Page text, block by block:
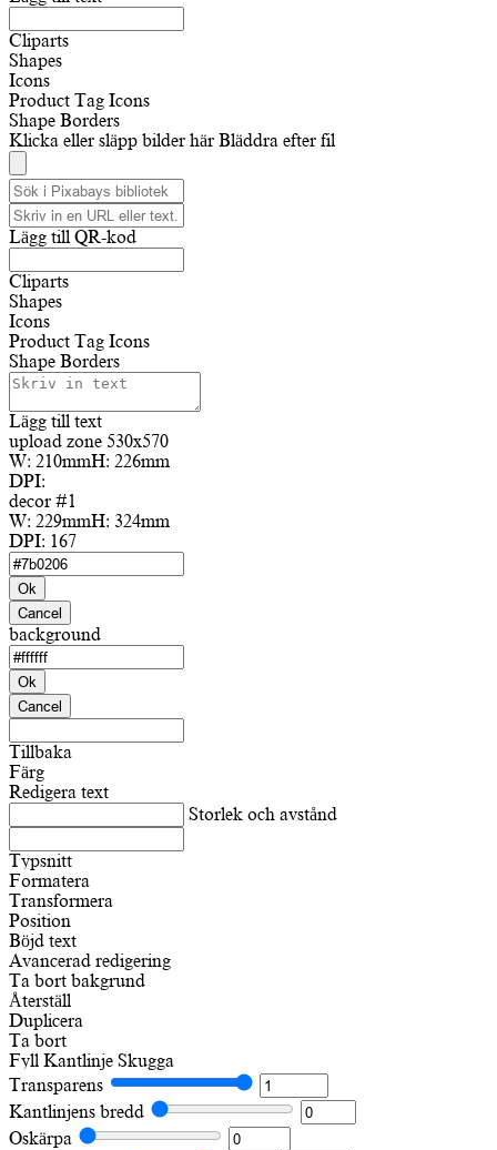
Cliparts
Shapes
Icons
Product Tag Icons
Shape Borders
Klicka eller släpp bilder här Bläddra efter fil
Lägg till QR-kod
Cliparts
Shapes
Icons
Product Tag Icons
Shape Borders
Lägg till text
upload zone 530x570
W: 210mmH: 226mm
DPI:
decor #1
W: 229mmH: 324mm
DPI: 167
Ok
Cancel
background
Ok
Cancel
Tillbaka
Färg
Redigera text
Storlek och avstånd
Typsnitt
Formatera
Transformera
Position
Böjd text
Avancerad redigering
Ta bort bakgrund
Återställ
Duplicera
Ta bort
Fyll Kantlinje Skugga
Transparens
Kantlinjens bredd
Oskärpa